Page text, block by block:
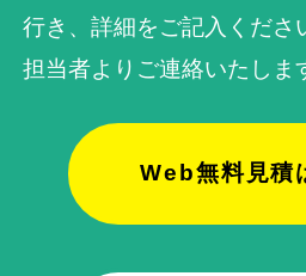
行き、詳細をご記入くださ
担当者よりご連絡いたしま
Web無料見積